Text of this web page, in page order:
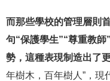
而那些學校的管理層則
句“保護學生”“尊重教
勢，這種表現制造出了
年樹木，百年樹人”，現